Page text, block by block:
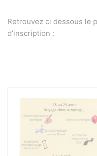
Retrouvez ci dessous le
d’inscription :